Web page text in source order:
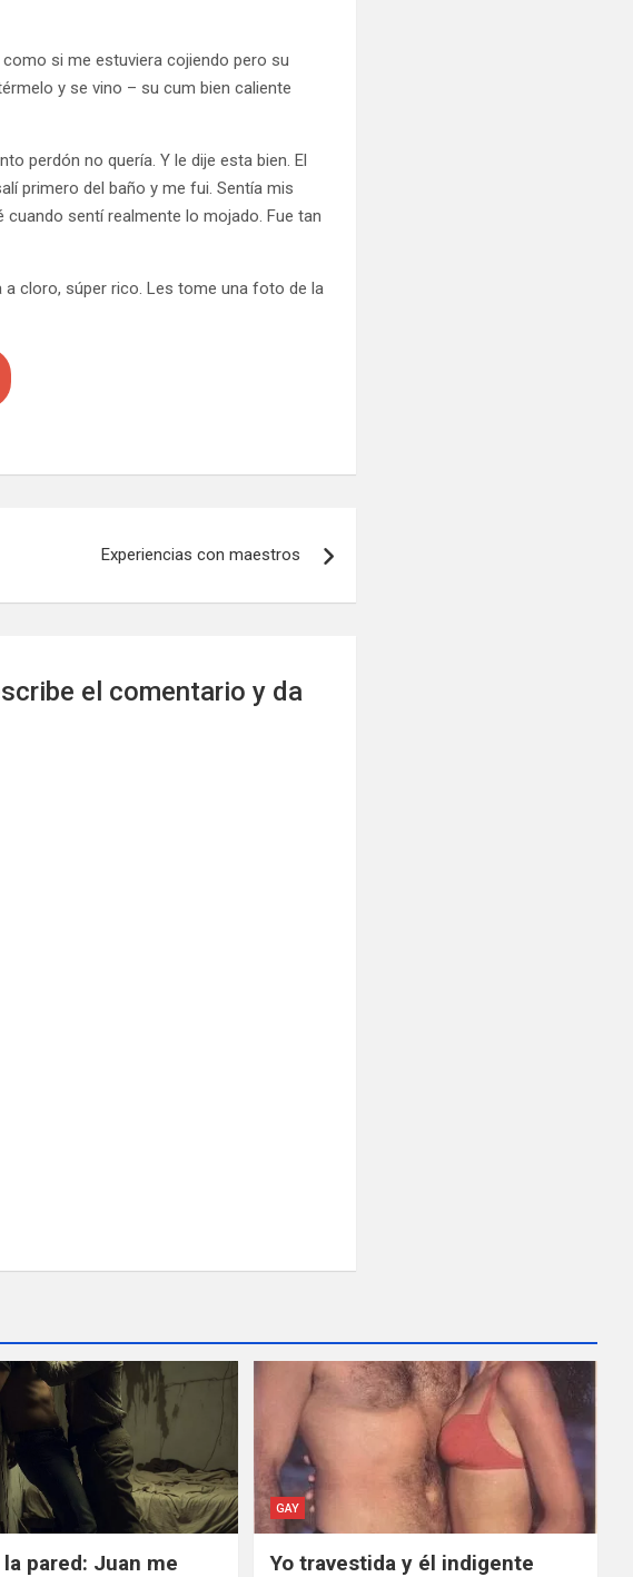
si me estuviera cojiendo pero su
y se vino – su cum bien caliente
perdón no quería. Y le dije esta bien. El
primero del baño y me fui. Sentía mis
sentí realmente lo mojado. Fue tan
cloro, súper rico. Les tome una foto de la
Experiencias con maestros
el comentario y da
pared: Juan me
GAY
Yo travestida y él indigente